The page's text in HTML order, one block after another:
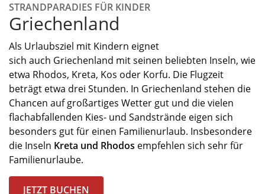
STRANDPARADIES FÜR KINDER
Griechenland
Als Urlaubsziel mit Kindern eignet
sich auch Griechenland mit seinen beliebten Inseln, wie
etwa Rhodos, Kreta, Kos oder Korfu. Die Flugzeit
beträgt etwa drei Stunden. In Griechenland stehen die
Chancen aufgroßartiges Wetter gut und die vielen
flachabfallenden Kies- und Sandstrände eigen sich
besonders gut für einen Familienurlaub. Insbesondere
die Inseln Kreta und Rhodos empfehlen sich sehr für
Familienurlaube.
JETZT BUCHEN